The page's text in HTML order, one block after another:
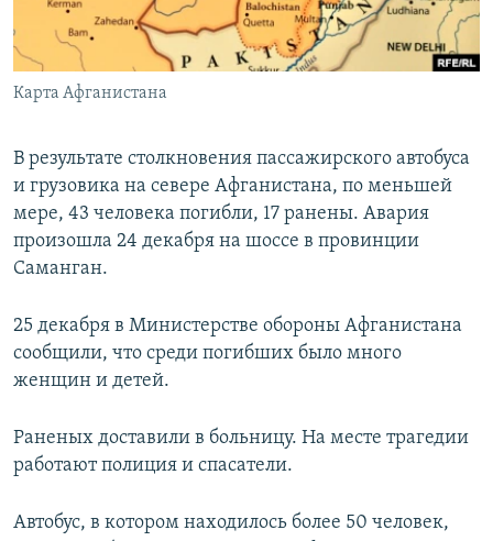
ПОБЕДИТЕЛЕЙ НЕ СУДЯТ?
КРЫМ.НЕПОКОРЕННЫЙ
ELIFBE
ПРИСОЕДИНЯЙТЕСЬ!
Все сайты RFE/RL
Карта Афганистана
В результате столкновения пассажирского автобуса
и грузовика на севере Афганистана, по меньшей
мере, 43 человека погибли, 17 ранены. Авария
произошла 24 декабря на шоссе в провинции
Саманган.
25 декабря в Министерстве обороны Афганистана
сообщили, что среди погибших было много
женщин и детей.
Раненых доставили в больницу. На месте трагедии
работают полиция и спасатели.
Автобус, в котором находилось более 50 человек,